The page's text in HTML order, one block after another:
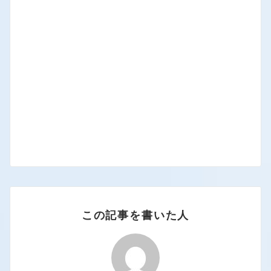
この記事を書いた人